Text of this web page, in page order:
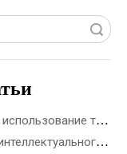
Внимание: Великобритания запрещает использование топливного газа в новостройках с 2028 года
SPRSUN представляет веху в области интеллектуального производства 5G, открывающую новую эру партнерства